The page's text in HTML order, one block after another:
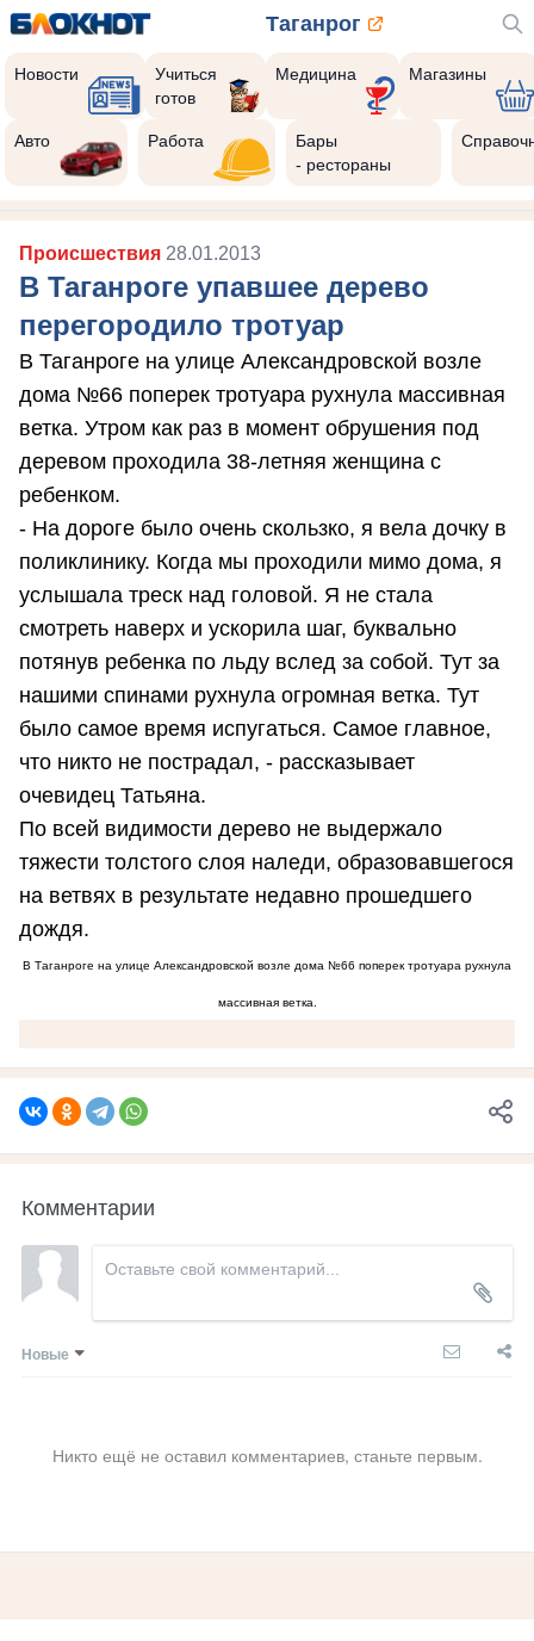
Таганрог
Новости
Учиться
готов
Медицина Магазины
Авто Работа
Бары
- рестораны
Происшествия 28.01.2013
В Таганроге упавшее дерево
перегородило тротуар
В Таганроге на улице Александровской возле
дома №66 поперек тротуара рухнула массивная
ветка. Утром как раз в момент обрушения под
деревом проходила 38-летняя женщина с
ребенком.
- На дороге было очень скользко, я вела дочку в
поликлинику. Когда мы проходили мимо дома, я
услышала треск над головой. Я не стала
смотреть наверх и ускорила шаг, буквально
потянув ребенка по льду вслед за собой. Тут за
нашими спинами рухнула огромная ветка. Тут
было самое время испугаться. Самое главное,
что никто не пострадал, - рассказывает
очевидец Татьяна.
По всей видимости дерево не выдержало
тяжести толстого слоя наледи, образовавшегося
на ветвях в результате недавно прошедшего
дождя.
В Таганроге на улице Александровской возле дома №66 поперек тротуара рухнула
массивная ветка.
Комментарии
Новые
Никто ещё не оставил комментариев, станьте первым.